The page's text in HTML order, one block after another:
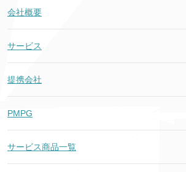
会社概要
サービス
提携会社
PMPG
サービス商品一覧